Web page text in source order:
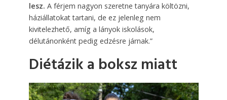
lesz. A férjem nagyon szeretne tanyára költözni,
háziállatokat tartani, de ez jelenleg nem
kivitelezhető, amíg a lányok iskolások,
délutánonként pedig edzésre járnak.”
Diétázik a boksz miatt